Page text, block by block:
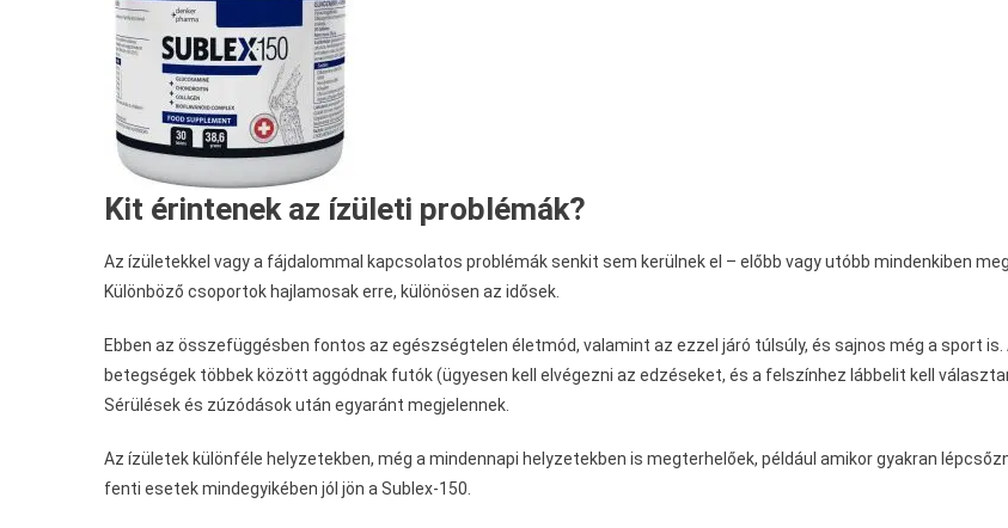
Kit érintenek az ízületi problémák?
Az ízületekkel vagy a fájdalommal kapcsolatos problémák senkit sem kerülnek el – előbb vagy utóbb mindenkiben
Különböző csoportok hajlamosak erre, különösen az idősek.
Ebben az összefüggésben fontos az egészségtelen életmód, valamint az ezzel járó túlsúly, és sajnos még a sport is.
betegségek többek között aggódnak futók (ügyesen kell elvégezni az edzéseket, és a felszínhez lábbelit kell
Sérülések és zúzódások után egyaránt megjelennek.
Az ízületek különféle helyzetekben, még a mindennapi helyzetekben is megterhelőek, például amikor gyakran
fenti esetek mindegyikében jól jön a Sublex-150.